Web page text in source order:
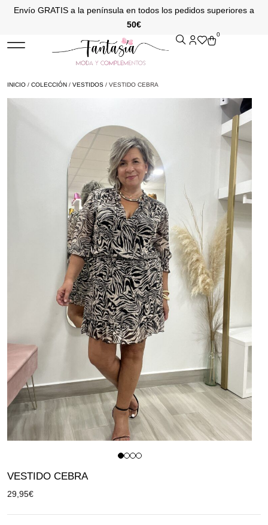
Envío GRATIS a la península en todos los pedidos superiores a
50€
0
INICIO / COLECCIÓN / VESTIDOS / VESTIDO CEBRA
VESTIDO CEBRA
29,95€